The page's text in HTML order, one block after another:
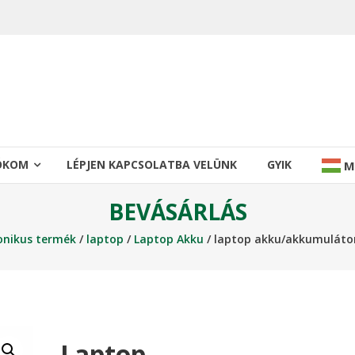
LÉPJEN KAPCSOLATBA VELÜNK GYIK
BEVÁSÁRLÁS
termék / laptop / Laptop Akku / laptop akku/akkumulátor